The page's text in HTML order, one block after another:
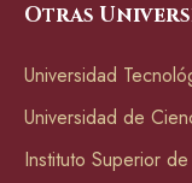
Otras
Universidad
Universidad de
Instituto Superior